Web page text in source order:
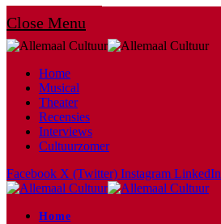
Close Menu
Home
Musical
Theater
Recensies
Interviews
Cultuurzomer
Facebook X (Twitter) Instagram LinkedIn
Home